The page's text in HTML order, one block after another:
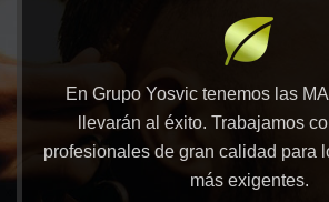
En Grupo Yosvic tenemos las
llevarán al éxito. Trabajamos
profesionales de gran calidad para
más exigentes.